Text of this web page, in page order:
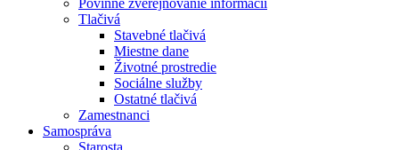
Povinné zverejňovanie informácií
Tlačivá
Stavebné tlačivá
Miestne dane
Životné prostredie
Sociálne služby
Ostatné tlačivá
Zamestnanci
Samospráva